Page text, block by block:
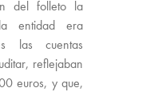
del folleto la
entidad era
las cuentas
reflejaban
euros, y que,